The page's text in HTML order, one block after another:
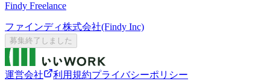
Findy Freelance
ファインディ株式会社(Findy Inc)
募集終了しました
運営会社 利用規約プライバシーポリシー